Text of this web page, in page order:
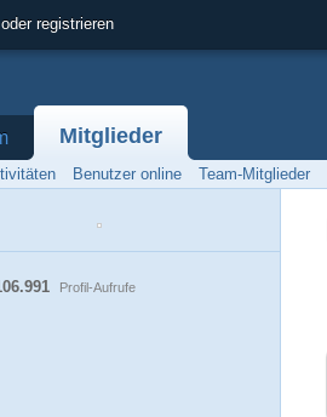
registrieren
Mitglieder
Benutzer online Team-Mitglieder
Profil-Aufrufe